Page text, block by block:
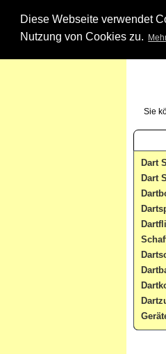
Diese Webseite verwendet
Nutzung von Cookies zu.
Sie
Dart
Dart